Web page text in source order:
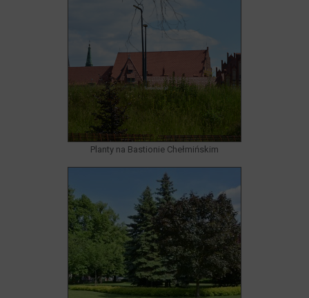
Planty na Bastionie Chełmińskim